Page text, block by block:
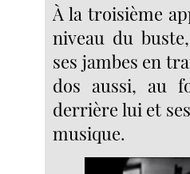
À la troisième
niveau du
ses jambes en
dos aussi, au
derrière lui et
musique.